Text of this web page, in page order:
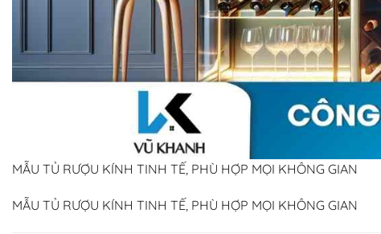
MẪU TỦ RƯỢU KÍNH TINH TẾ, PHÙ HỢP MỌI KHÔNG GIAN
MẪU TỦ RƯỢU KÍNH TINH TẾ, PHÙ HỢP MỌI KHÔNG GIAN